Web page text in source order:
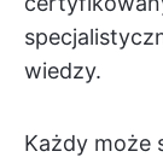
wiedzy.
Każdy może